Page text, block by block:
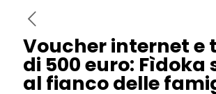
Voucher internet e
di 500 euro: Fìdoka
al fianco delle